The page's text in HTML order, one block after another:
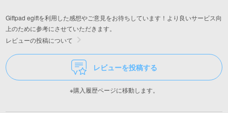
ち運び,登山,
Giftpad egiftを利用した感想やご意見をお待ちしています！より良いサービス向
上のために参考にさせていただきます。
レビューの投稿について
レビューを投稿する
※購入履歴ページに移動します。